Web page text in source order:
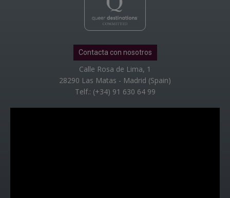
Contacta con nosotros
Calle Rosa de Lima, 1
28290 Las Matas - Madrid (Spain)
Telf.: (+34) 91 630 64 99